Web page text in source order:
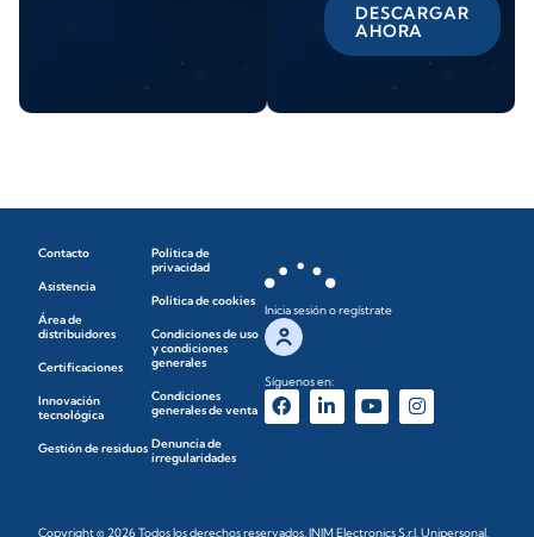
DESCARGAR
AHORA
Contacto
Asistencia
Área de
distribuidores
Certificaciones
Innovación
tecnológica
Gestión de residuos
Política de
privacidad
Política de cookies
Condiciones de uso
y condiciones
generales
Condiciones
generales de venta
Denuncia de
irregularidades
Inicia sesión o regístrate
Síguenos en:
Copyright © 2026 Todos los derechos reservados. INIM Electronics S.r.l. Unipersonal,